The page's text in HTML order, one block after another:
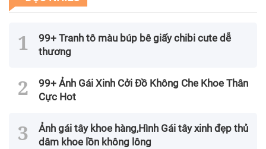
99+ Tranh tô màu búp bê giấy chibi cute dễ
thương
99+ Ảnh Gái Xinh Cởi Đồ Không Che Khoe Thân
Cực Hot
Ảnh gái tây khoe hàng,Hình Gái tây xinh đẹp thủ
dâm khoe lồn không lông